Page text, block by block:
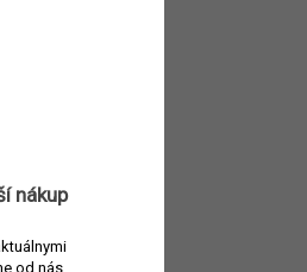
nákup
od nás